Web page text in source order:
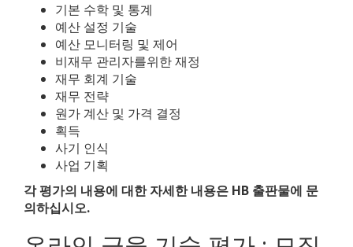
기본 수학 및 통계
예산 설정 기술
예산 모니터링 및 제어
비재무 관리자를위한 재정
재무 회계 기술
재무 전략
원가 계산 및 가격 결정
획득
사기 인식
사업 기획
각 평가의 내용에 대한 자세한 내용은 HB 출판물에 문
의하십시오.